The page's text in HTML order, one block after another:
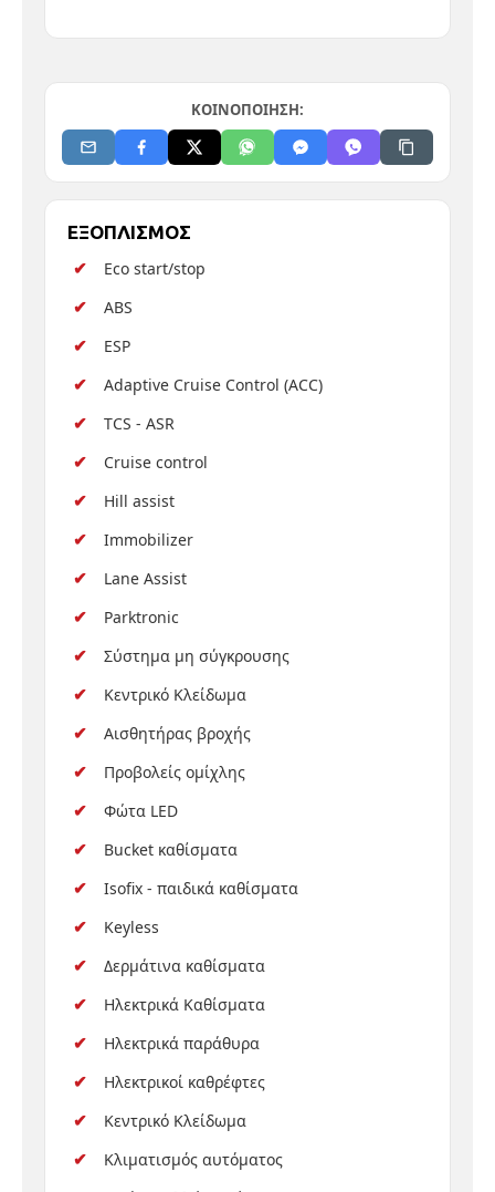
ΚΟΙΝΟΠΟΙΗΣΗ:
ΕΞΟΠΛΙΣΜΟΣ
Eco start/stop
ABS
ESP
Adaptive Cruise Control (ACC)
TCS - ASR
Cruise control
Hill assist
Immobilizer
Lane Assist
Parktronic
Σύστημα μη σύγκρουσης
Κεντρικό Κλείδωμα
Αισθητήρας βροχής
Προβολείς ομίχλης
Φώτα LED
Bucket καθίσματα
Isofix - παιδικά καθίσματα
Keyless
Δερμάτινα καθίσματα
Ηλεκτρικά Καθίσματα
Ηλεκτρικά παράθυρα
Ηλεκτρικοί καθρέφτες
Κεντρικό Κλείδωμα
Κλιματισμός αυτόματος